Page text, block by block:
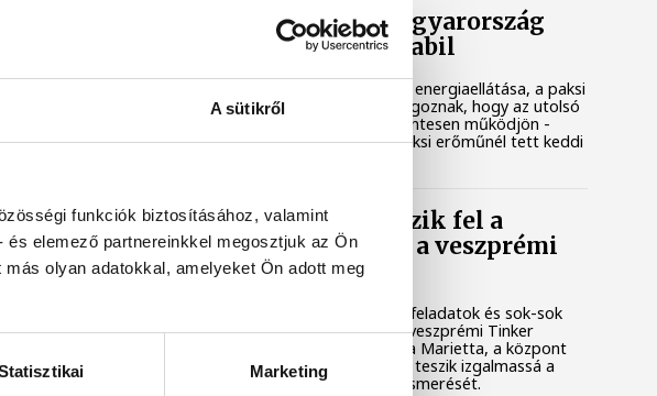
A sütikről
funkciók biztosításához, valamint
elemező partnereinkkel megosztjuk az Ön
olyan adatokkal, amelyeket Ön adott meg
Marketing
A
Magyar Péter: Magyarország
energiaellátása stabil
Jelenleg stabil Magyarország energiaellátása, a paksi
erőmű munkatársai azon dolgoznak, hogy az utolsó
még termelő turbina hibamentesen működjön -
közölte a miniszterelnök a paksi erőműnél tett keddi
Játék közben fedezik fel a
tudomány világát a veszprémi
gyerekek
Látványos kísérletek, kreatív feladatok és sok-sok
élmény várja a gyerekeket a veszprémi Tinker
Labsben. Videónkban Balassa Marietta, a központ
vezetője mutatja be, hogyan teszik izgalmassá a
természettudományok megismerését.